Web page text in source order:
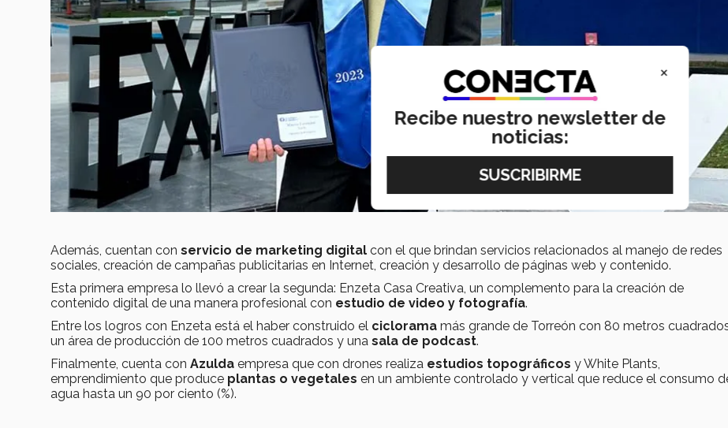
Además, cuentan con servicio de marketing digital con el que brindan servicios relacionados al manejo de redes
sociales, creación de campañas publicitarias en Internet, creación y desarrollo de páginas web y contenido.
Esta primera empresa lo llevó a crear la segunda: Enzeta Casa Creativa, un complemento para la creación de
contenido digital de una manera profesional con estudio de video y fotografía.
Entre los logros con Enzeta está el haber construido el ciclorama más grande de Torreón con 80 metros
un área de producción de 100 metros cuadrados y una sala de podcast.
Finalmente, cuenta con Azulda empresa que con drones realiza estudios topográficos y White Plants,
emprendimiento que produce plantas o vegetales en un ambiente controlado y vertical que reduce el consumo
agua hasta un 90 por ciento (%).
×
Recibe nuestro newsletter de
noticias: